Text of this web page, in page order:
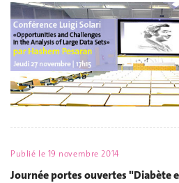
Publié le 19 novembre 2014
Journée portes ouvertes "Diabète